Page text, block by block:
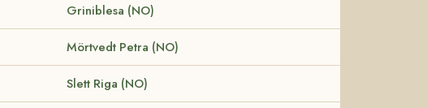
Griniblesa (NO)
Mörtvedt Petra (NO)
Slett Riga (NO)